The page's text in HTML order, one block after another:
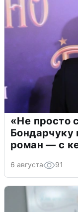
«Не просто
роман — с
6 августа 91